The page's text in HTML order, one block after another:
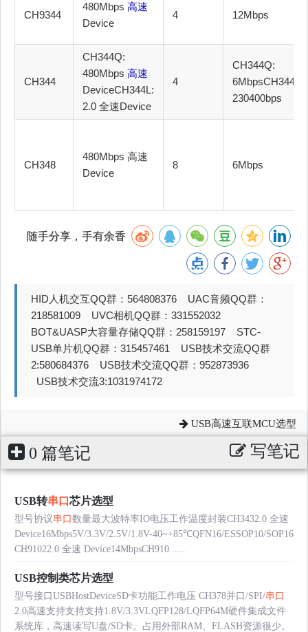
CH9344
480Mbps 高速
Device
4 12Mbps
CH344
CH344Q:
480Mbps 高速
DeviceCH344L:
2.0 全速Device
4
CH344Q:
6MbpsCH344L:
230400bps
CH348
480Mbps 高速
Device
8 6Mbps
随手分享，手有余香
HID人机交互QQ群：564808376 UAC音频QQ群：
218581009 UVC相机QQ群：331552032
BOT&UASP大容量存储QQ群：258159197 STC-
USB单片机QQ群：315457461 USB技术交流QQ群
2:580684376 USB技术交流QQ群：952873936
USB技术交流3:1031974172
USB高速互联MCU选型
0 篇笔记 写笔记
USB转串口 芯片选型
型号协议串口 数量最大波特率IO电压工作温度封装CH3432.0 全速
Device16Mbps5V/3.3V/2.5V/1.8V-40~+85℃QFN16/ESSOP10/SOP16
CH91022.0 全速 Device14MbpsCH910......
USB控制类芯片选型
型号接口USBHostDeviceSD卡功能工作电压 CH378并口/SPI/串口
2.0高速支持支持支持1.8V/3.3VLQFP128/LQFP64M硬件集成文件
系统库，高速读写U盘/SD卡。占用外部RAM、FLASH资源很少。